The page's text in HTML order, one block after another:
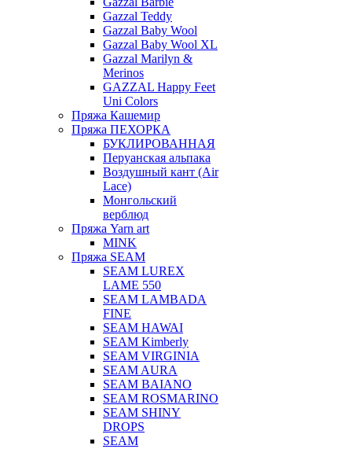
Gazzal Teddy
Gazzal Baby Wool
Gazzal Baby Wool XL
Gazzal Marilyn &
Merinos
GAZZAL Happy Feet
Uni Colors
Пряжа Кашемир
Пряжа ПЕХОРКА
БУКЛИРОВАННАЯ
Перуанская альпака
Воздушный кант (Air
Lace)
Монгольский
верблюд
Пряжа Yarn art
MINK
Пряжа SEAM
SEAM LUREX
LAME 550
SEAM LAMBADA
FINE
SEAM HAWAI
SEAM Kimberly
SEAM VIRGINIA
SEAM AURA
SEAM BAIANO
SEAM ROSMARINO
SEAM SHINY
DROPS
SEAM